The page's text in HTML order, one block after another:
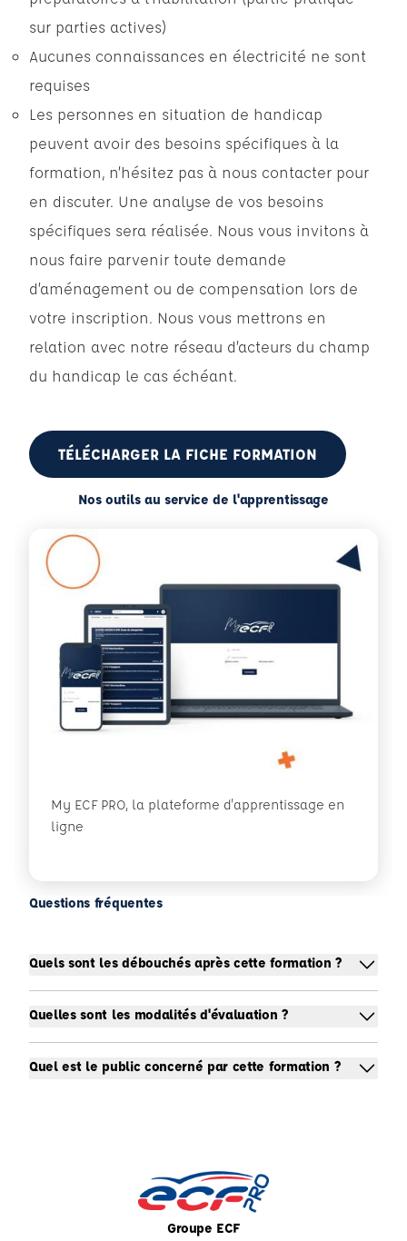
sur parties actives)
Aucunes connaissances en électricité ne sont
requises
Les personnes en situation de handicap
peuvent avoir des besoins spécifiques à la
formation, n’hésitez pas à nous contacter pour
en discuter. Une analyse de vos besoins
spécifiques sera réalisée. Nous vous invitons à
nous faire parvenir toute demande
d’aménagement ou de compensation lors de
votre inscription. Nous vous mettrons en
relation avec notre réseau d’acteurs du champ
du handicap le cas échéant.
TÉLÉCHARGER LA FICHE FORMATION
Nos outils au service de l'apprentissage
My ECF PRO, la plateforme d'apprentissage en
ligne
Questions fréquentes
Quels sont les débouchés après cette formation ?
Quelles sont les modalités d'évaluation ?
Quel est le public concerné par cette formation ?
Groupe ECF